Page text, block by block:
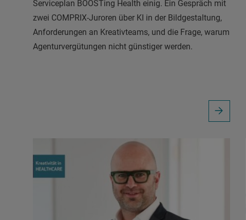
Serviceplan BOOSTing Health einig. Ein Gespräch mit
zwei COMPRIX-Juroren über KI in der Bildgestaltung,
Anforderungen an Kreativteams, und die Frage, warum
Agenturvergütungen nicht günstiger werden.